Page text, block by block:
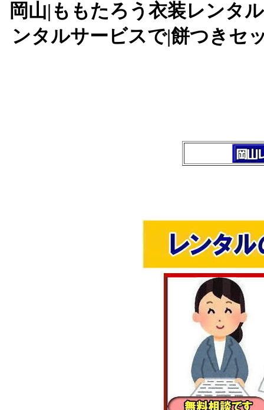
岡山|ももたろう衣装レンタ
ンタルサービスで|餅つきセ